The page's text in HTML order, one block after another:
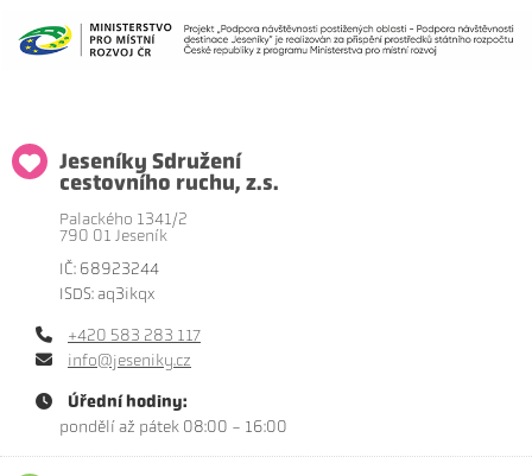
Jeseníky Sdružení
cestovního ruchu, z.s.
Palackého 1341/2
790 01 Jeseník
IČ: 68923244
ISDS: aq3ikqx
+420 583 283 117
info@jeseniky.cz
Úřední hodiny:
pondělí až pátek 08:00 - 16:00